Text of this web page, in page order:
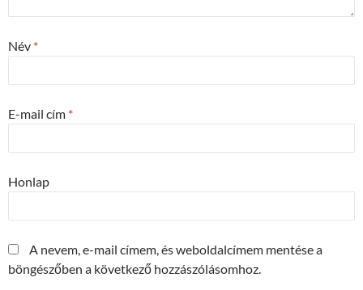
Név *
E-mail cím *
Honlap
A nevem, e-mail címem, és weboldalcímem mentése a
böngészőben a következő hozzászólásomhoz.